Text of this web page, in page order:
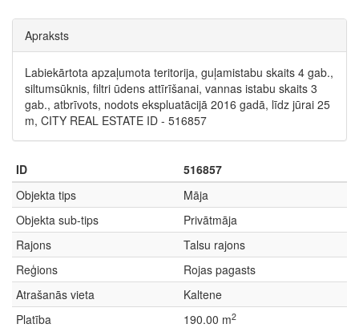
Apraksts
Labiekārtota apzaļumota teritorija, guļamistabu skaits 4 gab.,
siltumsūknis, filtri ūdens attīrīšanai, vannas istabu skaits 3
gab., atbrīvots, nodots ekspluatācijā 2016 gadā, līdz jūrai 25
m, CITY REAL ESTATE ID - 516857
ID
516857
Objekta tips
Māja
Objekta sub-tips
Privātmāja
Rajons
Talsu rajons
Reģions
Rojas pagasts
Atrašanās vieta
Kaltene
Platība
190.00 m2